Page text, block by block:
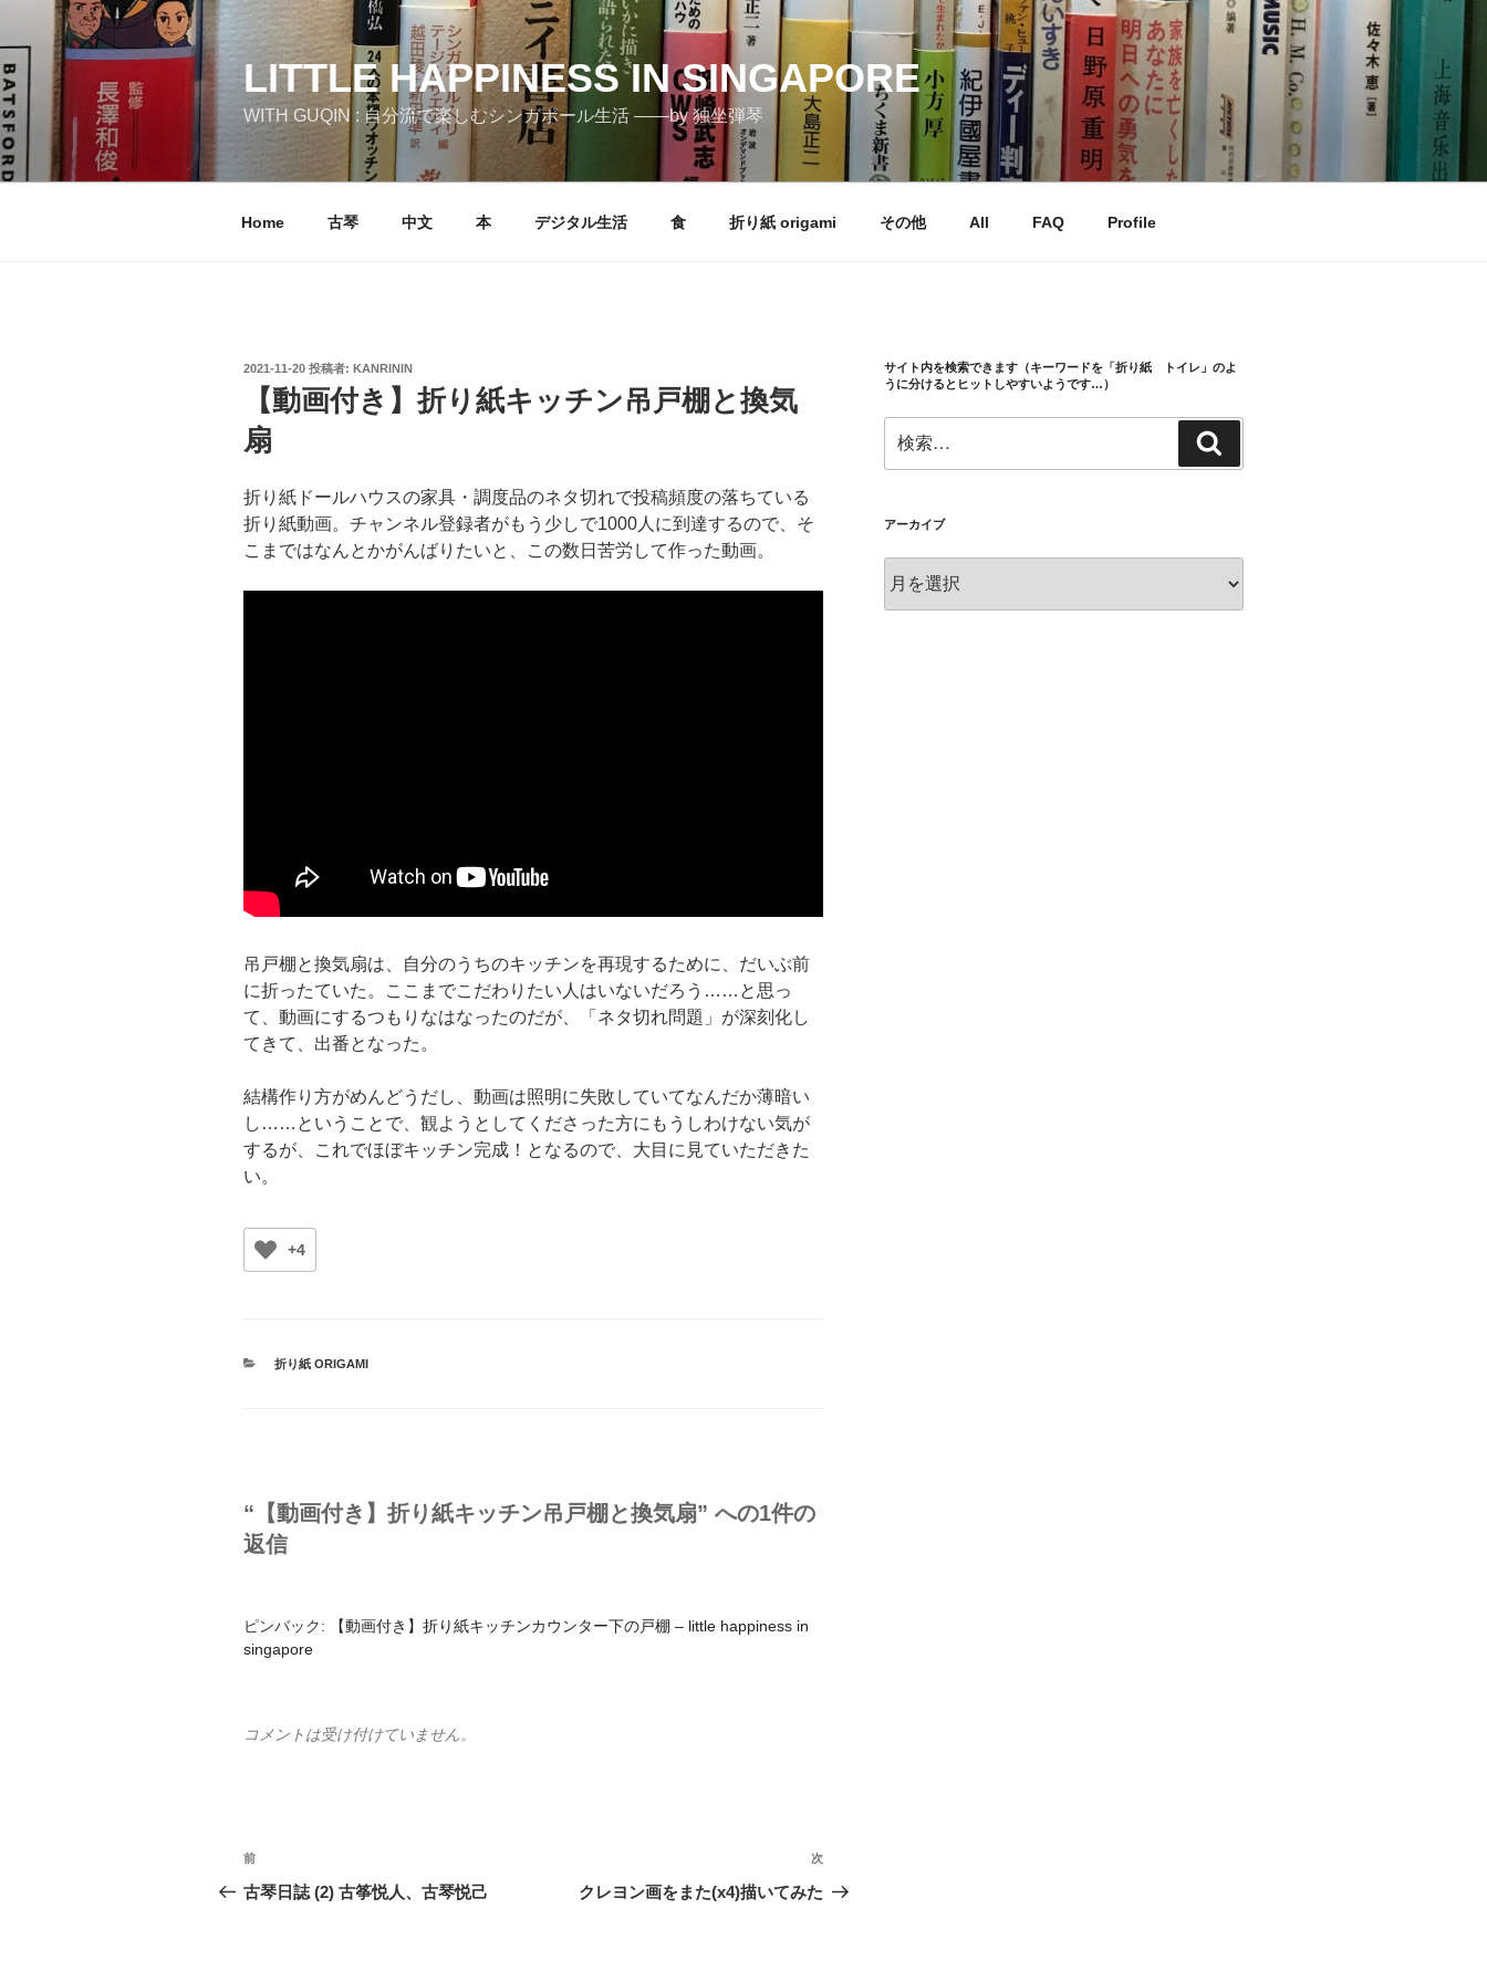
テ
ン
ツ
へ
ス
LITTLE HAPPINESS IN SINGAPORE
WITH GUQIN : 自分流で楽しむシンガポール生活 ――by 独坐弾琴
Home 古琴 中文 本 デジタル生活 食 折り紙 origami その他 All FAQ Profile
投
2021-11-20 投稿者: KANRININ
【動画付き】折り紙キッチン吊戸棚と換気
扇
折り紙ドールハウスの家具・調度品のネタ切れで投稿頻度の落ちている
折り紙動画。チャンネル登録者がもう少しで1000人に到達するので、そ
こまではなんとかがんばりたいと、この数日苦労して作った動画。
吊戸棚と換気扇は、自分のうちのキッチンを再現するために、だいぶ前
に折ったていた。ここまでこだわりたい人はいないだろう……と思っ
て、動画にするつもりなはなったのだが、「ネタ切れ問題」が深刻化し
てきて、出番となった。
結構作り方がめんどうだし、動画は照明に失敗していてなんだか薄暗い
し……ということで、観ようとしてくださった方にもうしわけない気が
するが、これでほぼキッチン完成！となるので、大目に見ていただきた
い。
+4
カ
折り紙 ORIGAMI
“【動画付き】折り紙キッチン吊戸棚と換気扇” への1件の
返信
ピンバック:
【動画付き】折り紙キッチンカウンター下の戸棚 – little happiness in
singapore
コメントは受け付けていません。
投
稿
前
の
前
古琴日誌 (2) 古筝悦人、古琴悦己
次
の
次
クレヨン画をまた(x4)描いてみた
サイト内を検索できます（キーワードを「折り紙 トイレ」のよ
うに分けるとヒットしやすいようです…）
索:
索
アーカイブ
ー